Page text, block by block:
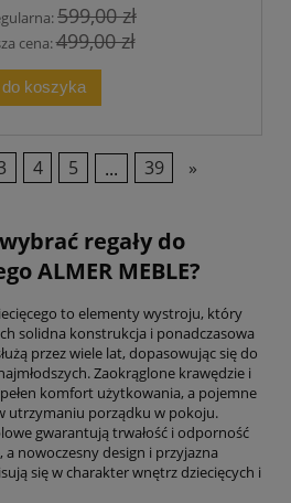
599,00 zł
cena:499,00 zł
do koszyka
4 5 ... 39 »
regały do
ALMER MEBLE?
to elementy wystroju, który
solidna konstrukcja i ponadczasowa
przez wiele lat, dopasowując się do
Zaokrąglone krawędzie i
komfort użytkowania, a pojemne
utrzymaniu porządku w pokoju.
gwarantują trwałość i odporność
nowoczesny design i przyjazna
się w charakter wnętrz dziecięcych i